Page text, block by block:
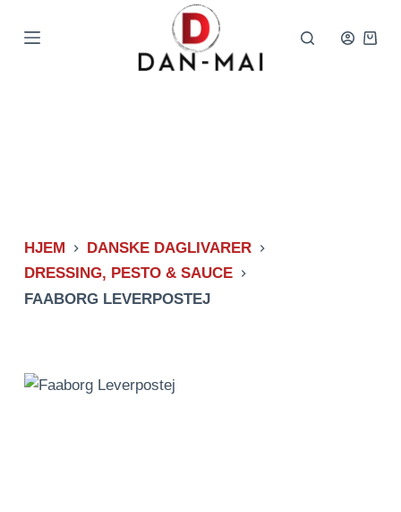
HJEM
DANSKE DAGLIVARER
DRESSING, PESTO & SAUCE
FAABORG LEVERPOSTEJ